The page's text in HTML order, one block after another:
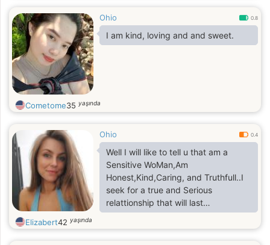
empath with many Clair abilities and
a huge dedication to my spiritual
practices such as divination the
Ohio 0.8
I am kind, loving and and sweet.
Cometome35 yaşında
Ohio 0.4
Well I will like to tell u that am a
Sensitive WoMan,Am
Honest,Kind,Caring, and Truthfull..I
seek for a true and Serious
relattionship that will last
forever..You r so Handsome.I don't
play games and I am looking for a
Elizabert42 yaşında